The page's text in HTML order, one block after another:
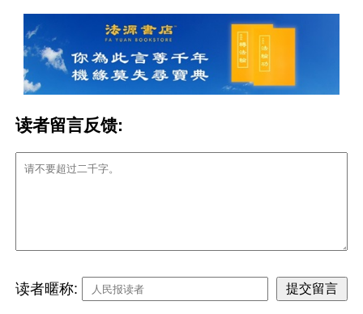
读者留言反馈:
读者暱称: